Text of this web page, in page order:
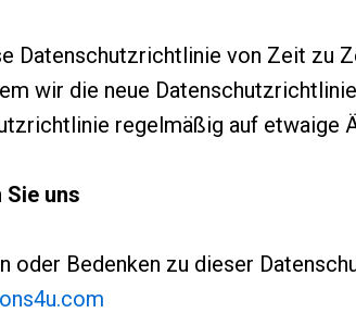
Datenschutzrichtlinie von Zeit zu
wir die neue
regelmäßig auf etwaige
Sie uns
oder Bedenken zu dieser